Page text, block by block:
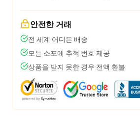
안전한 거래
전 세계 어디든 배송
모든 소포에 추적 번호 제공
상품을 받지 못한 경우 전액 환불